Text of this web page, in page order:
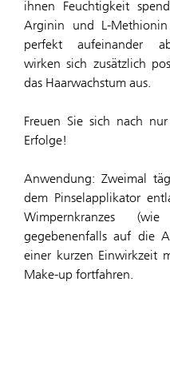
ihnen Feuchtigkeit
Arginin und L-
perfekt aufeinander
wirken sich zusätzlich
das Haarwachstum aus.
Freuen Sie sich nach
Erfolge!
Anwendung: Zweimal
dem Pinselapplikator
Wimpernkranzes
gegebenenfalls auf die
einer kurzen Einwirkzeit
Make-up fortfahren.